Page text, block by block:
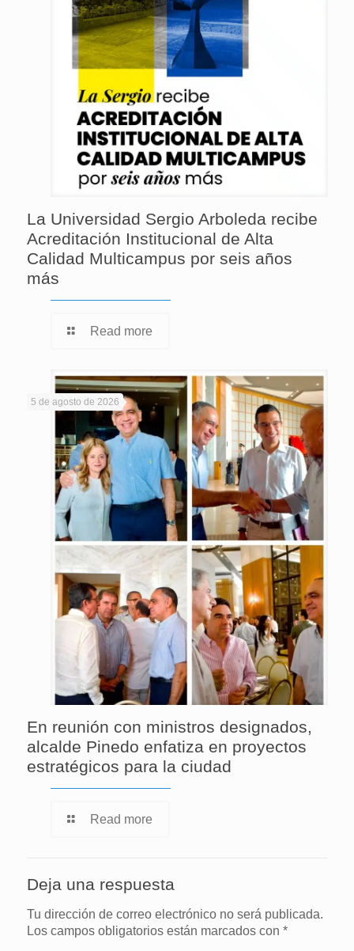
La Universidad Sergio Arboleda recibe
Acreditación Institucional de Alta
Calidad Multicampus por seis años
más
Read more
5 de agosto de 2026
En reunión con ministros designados,
alcalde Pinedo enfatiza en proyectos
estratégicos para la ciudad
Read more
Deja una respuesta
Tu dirección de correo electrónico no será publicada.
Los campos obligatorios están marcados con *